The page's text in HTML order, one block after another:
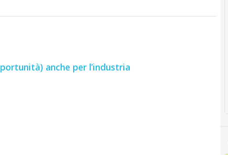
anche per l’industria